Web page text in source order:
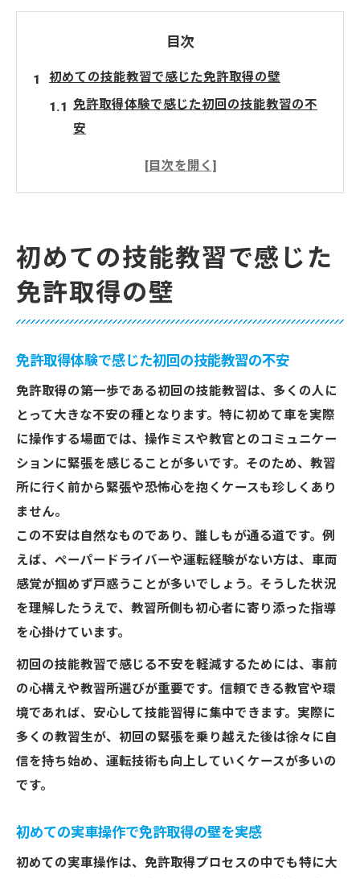
目次
初めての技能教習で感じた免許取得の壁
免許取得体験で感じた初回の技能教習の不
安
初めての実車操作で免許取得の壁を実感
初めての技能教習で怖さを乗り越えるコツ
不安解消に役立つ免許取得体験のヒント
免許取得経験者が語る不安解消の実践方法
ト
免許取得体験談で分かる安心ポイント集
知恵袋で見つけた免許取得の不安対策法
免許取得体験から学ぶ技能教習の失敗克服
術
技能教習で不安を感じた際の免許取得アド
バイス
教習所でつまずいた免許取得エピソードと
対策
初めての技能教習でのつまずきを乗り越え
る方法
免許取得を諦めないための技能教習サポー
ト集
免許取得のための教習所ルーティンの作り
方
初めての技能教習で感じた
免許取得の壁
免許取得体験で感じた初回の技能教習の不安
免許取得の第一歩である初回の技能教習は、多くの人に
とって大きな不安の種となります。特に初めて車を実際
に操作する場面では、操作ミスや教官とのコミュニケー
ションに緊張を感じることが多いです。そのため、教習
所に行く前から緊張や恐怖心を抱くケースも珍しくあり
ません。
この不安は自然なものであり、誰しもが通る道です。例
えば、ペーパードライバーや運転経験がない方は、車両
感覚が掴めず戸惑うことが多いでしょう。そうした状況
を理解したうえで、教習所側も初心者に寄り添った指導
を心掛けています。
初回の技能教習で感じる不安を軽減するためには、事前
の心構えや教習所選びが重要です。信頼できる教官や環
境であれば、安心して技能習得に集中できます。実際に
多くの教習生が、初回の緊張を乗り越えた後は徐々に自
信を持ち始め、運転技術も向上していくケースが多いの
です。
初めての実車操作で免許取得の壁を実感
初めての実車操作は、免許取得プロセスの中でも特に大